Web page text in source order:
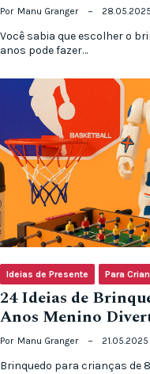
Por Manu Granger 28.05.2025
Você sabia que escolher o
anos pode fazer…
Ideias de Presente Para
24 Ideias de
Anos Menino
Por Manu Granger 21.05.2025
Brinquedo para crianças de